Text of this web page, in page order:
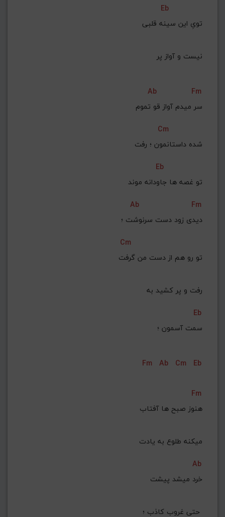
Eb
تویِ این سینه قلبی
نیست و آواز پر
Ab
Fm
سر میدم آواز قو تموم
Cm
شده داستانمون ؛ رفت
Eb
تو غصه ها جاودانه موند
Ab
Fm
دیدی زود دست سرنوشت ؛
Cm
تو رو هم از دست من گرفت
رفت و پر کشید به
Eb
سمت آسمون ؛
Fm Ab Cm Eb
Fm
هنوز صبح ها آفتاب
میکنه طلوع به یادت
Ab
خرد میشد پیشت